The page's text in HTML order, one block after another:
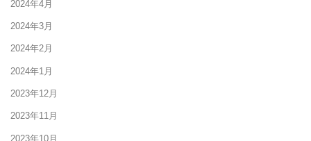
2024年4月
2024年3月
2024年2月
2024年1月
2023年12月
2023年11月
2023年10月